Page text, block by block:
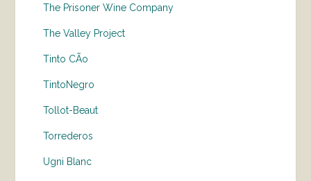
The Prisoner Wine Company
The Valley Project
Tinto CÃo
TintoNegro
Tollot-Beaut
Torrederos
Ugni Blanc